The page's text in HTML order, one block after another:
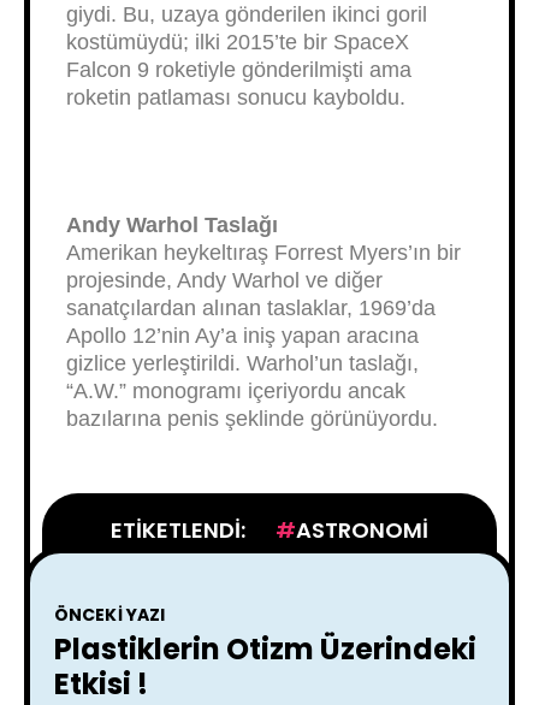
giydi. Bu, uzaya gönderilen ikinci goril
kostümüydü; ilki 2015’te bir SpaceX
Falcon 9 roketiyle gönderilmişti ama
roketin patlaması sonucu kayboldu.
Andy Warhol Taslağı
Amerikan heykeltıraş Forrest Myers’ın bir
projesinde, Andy Warhol ve diğer
sanatçılardan alınan taslaklar, 1969’da
Apollo 12’nin Ay’a iniş yapan aracına
gizlice yerleştirildi. Warhol’un taslağı,
“A.W.” monogramı içeriyordu ancak
bazılarına penis şeklinde görünüyordu.
ETIKETLENDI: ASTRONOMI
ÖNCEKI YAZI
Plastiklerin Otizm Üzerindeki
Etkisi !